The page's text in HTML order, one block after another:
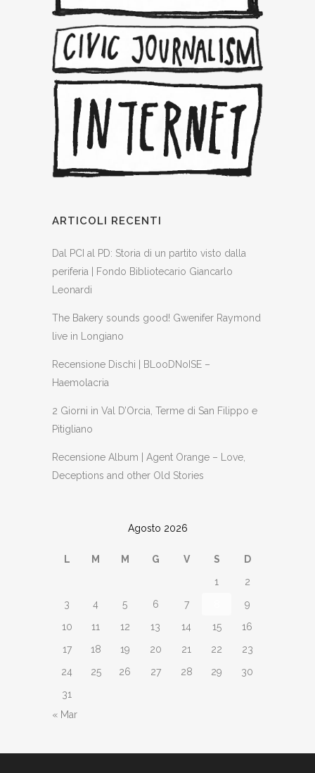
ARTICOLI RECENTI
Dal PCI al PD: Storia di un partito visto dalla
periferia | Fondo Bibliotecario Giancarlo
Leonardi
The Bakery sounds good! Gwenifer Raymond
live in Longiano
Recensione Dischi | BLooDNoISE –
Haemolacria
2 Giorni in Val D’Orcia, Terme di San Filippo e
Pitigliano
Recensione Album | Agent Orange – Love,
Deceptions and other Old Stories
Agosto 2026
L M M G V S
D
1
2
3
4 5 6 7
9
10
11 12 13 14 15
16
17
18 19 20 21 22
23
24
25 26 27 28 29
30
31
« Mar